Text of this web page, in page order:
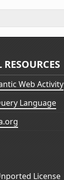
Web Activity
Language
License